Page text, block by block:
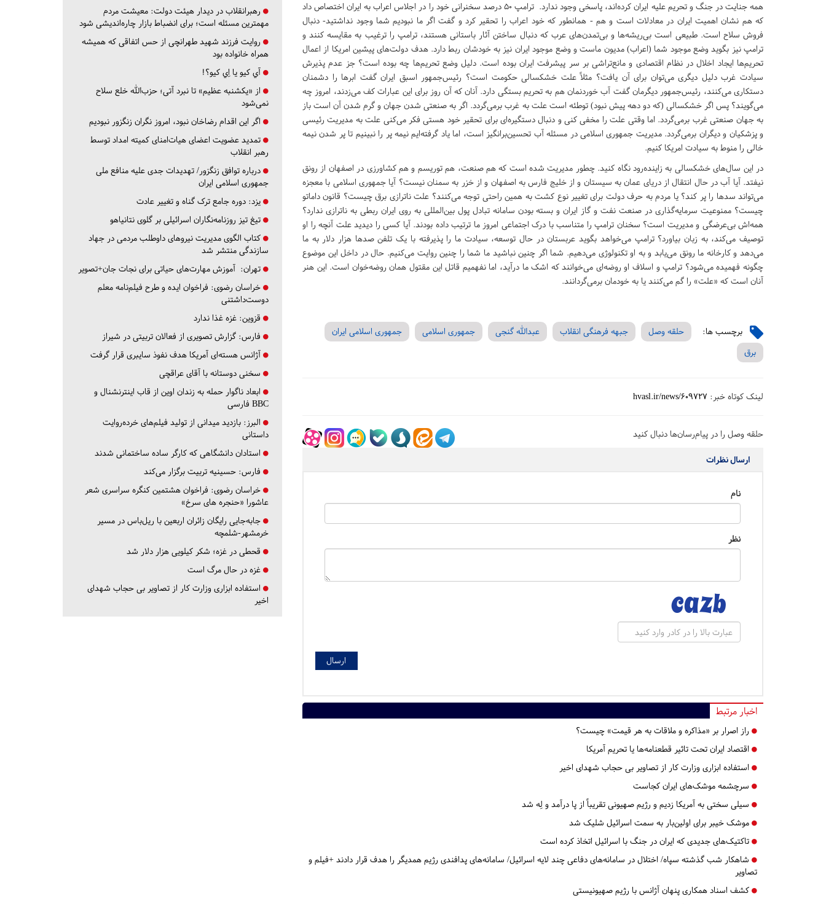
همه جنایت در جنگ و تحریم علیه ایران کرده‌اند، پاسخی وجود ندارد. ترامپ ۵۰ درصد سخنرانی خود را در اجلاس اعراب به ایران اختصاص داد
که هم نشان اهمیت ایران در معادلات است و هم - همانطور که خود اعراب را تحقیر کرد و گفت اگر ما نبودیم شما وجود نداشتید- دنبال
فروش سلاح است. طبیعی است بی‌ریشه‌ها و بی‌تمدن‌های عرب که دنبال ساختن آثار باستانی هستند، ترامپ را ترغیب به مقایسه کنند و
ترامپ نیز بگوید وضع موجود شما (اعراب) مدیون ماست و وضع موجود ایران نیز به خودشان ربط دارد. هدف دولت‌های پیشین امریکا از اعمال
تحریم‌ها ایجاد اخلال در نظام اقتصادی و مانع‌تراشی بر سر پیشرفت ایران بوده است. دلیل وضع تحریم‌ها چه بوده است؟ جز عدم پذیرش
سیادت غرب دلیل دیگری می‌توان برای آن یافت؟ مثلاً علت خشکسالی حکومت است؟ رئیس‌جمهور اسبق ایران گفت ابر‌ها را دشمنان
دستکاری می‌کنند، رئیس‌جمهور دیگرمان گفت آب خوردنمان هم به تحریم بستگی دارد. آنان که آن روز برای این عبارات کف می‌زدند، امروز چه
می‌گویند؟ پس اگر خشکسالی (که دو دهه پیش نبود) توطئه است علت به غرب برمی‌گردد. اگر به صنعتی شدن جهان و گرم شدن آن است باز
به جهان صنعتی غرب برمی‌گردد. اما وقتی علت را مخفی کنی و دنبال دستگیره‌ای برای تحقیر خود هستی فکر می‌کنی علت به مدیریت رئیسی
و پزشکیان و دیگران برمی‌گردد. مدیریت جمهوری اسلامی در مسئله آب تحسین‌برانگیز است، اما یاد گرفته‌ایم نیمه پر را نبینیم تا پر شدن نیمه
خالی را منوط به سیادت امریکا کنیم.
در این سال‌های خشکسالی به زاینده‌رود نگاه کنید. چطور مدیریت شده است که هم صنعت، هم توریسم و هم کشاورزی در اصفهان از رونق
نیفتد. آیا آب در حال انتقال از دریای عمان به سیستان و از خلیج فارس به اصفهان و از خزر به سمنان نیست؟ آیا جمهوری اسلامی با معجزه
می‌تواند سد‌ها را پر کند؟ یا مردم به حرف دولت برای تغییر نوع کشت به همین راحتی توجه می‌کنند؟ علت ناترازی برق چیست؟ قانون داماتو
چیست؟ ممنوعیت سرمایه‌گذاری در صنعت نفت و گاز ایران و بسته بودن سامانه تبادل پول بین‌المللی به روی ایران ربطی به ناترازی ندارد؟
همه‌اش بی‌عرضگی و مدیریت است؟ سخنان ترامپ را متناسب با درک اجتماعی امروز ما ترتیب داده بودند. آیا کسی را دیدید علت آنچه را او
توصیف می‌کند، به زبان بیاورد؟ ترامپ می‌خواهد بگوید عربستان در حال توسعه، سیادت ما را پذیرفته با یک تلفن صد‌ها هزار دلار به ما
می‌دهد و کارخانه ما رونق می‌یابد و به او تکنولوژی می‌دهیم. شما اگر چنین نباشید ما شما را چنین روایت می‌کنیم. حال در داخل این موضوع
چگونه فهمیده می‌شود؟ ترامپ و اسلاف او روضه‌ای می‌خوانند که اشک ما درآید، اما نفهمیم قاتل این مقتول همان روضه‌خوان است. این هنر
آنان است که «علت» را گم می‌کنند یا به خودمان برمی‌گردانند.
برچسب ها: حلقه وصل جبهه فرهنگی انقلاب عبدالله گنجی جمهوری اسلامی
جمهوری اسلامی ایران
برق
لینک کوتاه خبر: hvasl.ir/news/609727
حلقه وصل را در پیام‌رسان‌ها دنبال کنید
ارسال نظرات
نام
نظر
اخبار مرتبط
راز اصرار بر «مذاکره و ملاقات به هر قیمت» چیست؟
اقتصاد ایران تحت تاثیر قطعنامه‌ها یا تحریم‌ آمریکا
استفاده ابزاری وزارت کار از تصاویر بی حجاب شهدای اخیر
سرچشمه موشک‌های ایران کجاست
سیلی سختی به آمریکا زدیم و رژیم صهیونی تقریباً از پا درآمد و لِه شد
موشک خیبر برای اولین‌بار به سمت اسرائیل شلیک شد
تاکتیک‌های جدیدی که ایران در جنگ با اسرائیل اتخاذ کرده است
شاهکار شب گذشته سپاه/ اختلال در سامانه‌های دفاعی چند لایه اسرائیل/ سامانه‌های پدافندی رژیم همدیگر را هدف قرار دادند +فیلم و
تصاویر
کشف اسناد همکاری پنهان آژانس با رژیم صهیونیستی
رهبرانقلاب در دیدار هیئت دولت: معیشت مردم
مهمترین مسئله است؛ برای انضباط بازار چاره‌اندیشی شود
روایت فرزند شهید طهرانچی از حس اتفاقی که همیشه
همراه خانواده بود
آي كيو يا اِي كيو؟!
از «یکشنبه عظیم» تا نبرد آتی؛ حزب‌الله خلع سلاح
نمی‌شود
اگر این اقدام رضاخان نبود، امروز نگران زنگزور نبودیم
تمدید عضویت اعضای هیات‌امنای کمیته امداد توسط
رهبر انقلاب
درباره توافق زنگزور/ تهدیدات جدی علیه منافع ملی
جمهوری اسلامی ایران
یزد: دوره جامع ترک گناه و تغییر عادت
تیغ تیز روزنامه‌نگاران اسرائیلی بر گلوی نتانیاهو
کتاب الگوی مدیریت نیروهای داوطلب مردمی در جهاد
سازندگی منتشر شد
تهران: آموزش مهارت‌های حیاتی برای نجات جان+تصویر
خراسان رضوی: فراخوان ایده و طرح فیلم‌نامه معلم
دوست‌داشتنی
قزوین: غزه غذا ندارد
فارس: گزارش تصویری از فعالان تربیتی در شیراز
آژانس هسته‌ای آمریکا هدف نفوذ سایبری قرار گرفت
سخنی دوستانه با آقای عراقچی
ابعاد ناگوار حمله به زندان اوین از قاب اینترنشنال و
BBC فارسی
البرز: بازدید میدانی از تولید فیلم‌های خرده‌روایت
داستانی
استادان دانشگاهی که کارگر ساده ساختمانی شدند
فارس: حسینیه تربیت برگزار می‌کند
خراسان رضوی: فراخوان هشتمین کنگره سراسری شعر
عاشورا «حنجره های سرخ»
جابه‌جایی رایگان زائران اربعین با ریل‌باس در مسیر
خرمشهر-شلمچه
قحطی در غزه؛ شکر کیلویی هزار دلار شد
غزه در حال مرگ است
استفاده ابزاری وزارت کار از تصاویر بی حجاب شهدای
اخیر